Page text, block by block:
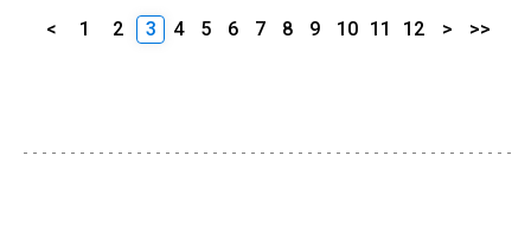
< 1 2 3 4 5 6 7 8 9 10 11 12 > >>